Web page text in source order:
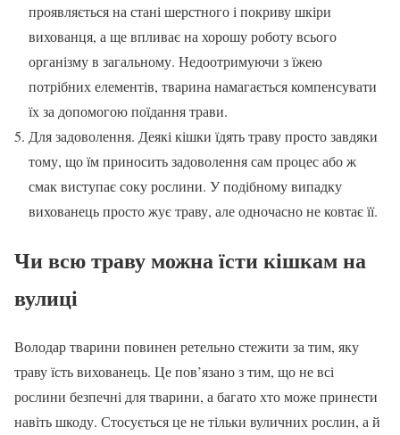
проявляється на стані шерстного і покриву шкіри
вихованця, а ще впливає на хорошу роботу всього
організму в загальному. Недоотримуючи з їжею
потрібних елементів, тварина намагається компенсувати
їх за допомогою поїдання трави.
Для задоволення. Деякі кішки їдять траву просто завдяки
тому, що їм приносить задоволення сам процес або ж
смак виступає соку рослини. У подібному випадку
вихованець просто жує траву, але одночасно не ковтає її.
Чи всю траву можна їсти кішкам на
вулиці
Володар тварини повинен ретельно стежити за тим, яку
траву їсть вихованець. Це пов’язано з тим, що не всі
рослини безпечні для тварини, а багато хто може принести
навіть шкоду. Стосується це не тільки вуличних рослин, а й